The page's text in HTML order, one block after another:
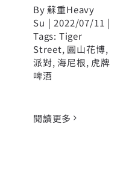
By蘇重Heavy
Su | 2022/07/11 |
Tags: Tiger
Street, 圓山花博,
派對,海尼根, 虎牌
啤酒
閱讀更多